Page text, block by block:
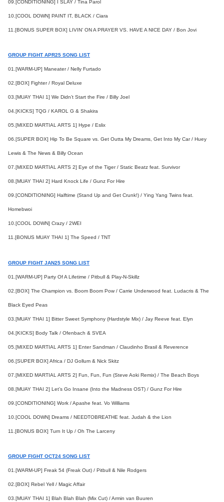
09.[CONDITIONING] I SLAY / Tina Parol
10.[COOL DOWN] PAINT IT, BLACK / Ciara
11.[BONUS SUPER BOX] LIVIN’ ON A PRAYER VS. HAVE A NICE DAY / Bon Jovi
GROUP FIGHT APR25 SONG LIST
01.[WARM-UP] Maneater / Nelly Furtado
02.[BOX] Fighter / Royal Deluxe
03.[MUAY THAI 1] We Didn’t Start the Fire / Billy Joel
04.[KICKS] TQG / KAROL G & Shakira
05.[MIXED MARTIAL ARTS 1] Hype / Eslix
06.[SUPER BOX] Hip To Be Square vs. Get Outta My Dreams, Get Into My Car / Huey
Lewis & The News & Billy Ocean
07.[MIXED MARTIAL ARTS 2] Eye of the Tiger / Static Beatz feat. Survivor
08.[MUAY THAI 2] Hard Knock Life / Gunz For Hire
09.[CONDITIONING] Halftime (Stand Up and Get Crunk!) / Ying Yang Twins feat.
Homebwoi
10.[COOL DOWN] Crazy / 2WEI
11.[BONUS MUAY THAI 1] The Speed / TNT
GROUP FIGHT JAN25 SONG LIST
01.[WARM-UP] Party Of A Lifetime / Pitbull & Play-N-Skillz
02.[BOX] The Champion vs. Boom Boom Pow / Carrie Underwood feat. Ludacris & The
Black Eyed Peas
03.[MUAY THAI 1] Bitter Sweet Symphony (Hardstyle Mix) / Jay Reeve feat. Elyn
04.[KICKS] Body Talk / Ofenbach & SVEA
05.[MIXED MARTIAL ARTS 1] Enter Sandman / Claudinho Brasil & Reverence
06.[SUPER BOX] Africa / DJ Gollum & Nick Skitz
07.[MIXED MARTIAL ARTS 2] Fun, Fun, Fun (Steve Aoki Remix) / The Beach Boys
08.[MUAY THAI 2] Let’s Go Insane (Into the Madness OST) / Gunz For Hire
09.[CONDITIONING] Work / Apashe feat. Vo Williams
10.[COOL DOWN] Dreams / NEEDTOBREATHE feat. Judah & the Lion
11.[BONUS BOX] Turn It Up / Oh The Larceny
GROUP FIGHT OCT24 SONG LIST
01.[WARM-UP] Freak 54 (Freak Out) / Pitbull & Nile Rodgers
02.[BOX] Rebel Yell / Magic Affair
03.[MUAY THAI 1] Blah Blah Blah (Mix Cut) / Armin van Buuren